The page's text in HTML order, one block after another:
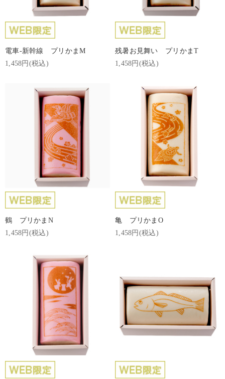
電車-新幹線 プリかまM
1,458円(税込)
残暑お見舞い プリかまT
1,458円(税込)
鶴 プリかまN
1,458円(税込)
亀 プリかまO
1,458円(税込)